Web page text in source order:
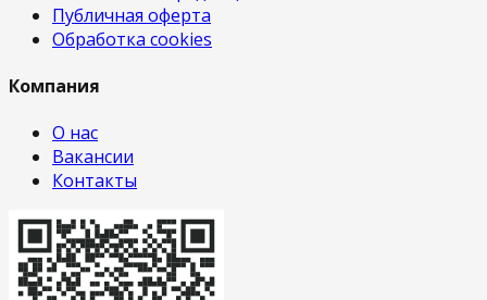
Публичная оферта
Обработка cookies
Компания
О нас
Вакансии
Контакты